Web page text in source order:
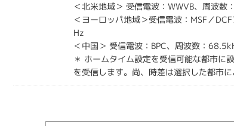
＜北米地域＞ 受信電波：WWVB、周波数
＜ヨーロッパ地域＞受信電波：MSF／
Hz
＜中国＞ 受信電波：BPC、周波数：
＊ ホームタイム設定を受信可能な都市に
を受信します。尚、時差は選択した都市に